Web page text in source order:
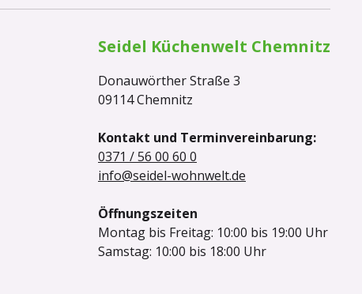
Seidel Küchenwelt Chemnitz
Donauwörther Straße 3
09114 Chemnitz
Kontakt und Terminvereinbarung:
0371 / 56 00 60 0
info@seidel-wohnwelt.de
Öffnungszeiten
Montag bis Freitag: 10:00 bis 19:00 Uhr
Samstag: 10:00 bis 18:00 Uhr